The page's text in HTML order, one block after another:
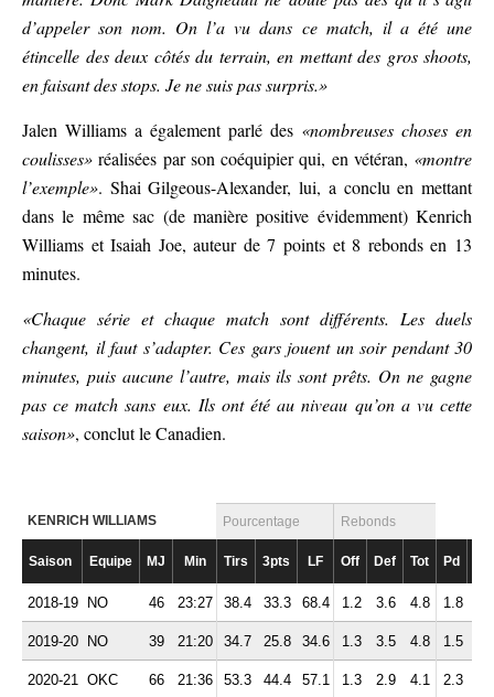
d’appeler son nom. On l’a vu dans ce match, il a été une
étincelle des deux côtés du terrain, en mettant des gros shoots,
en faisant des stops. Je ne suis pas surpris.»
Jalen Williams a également parlé des «nombreuses choses en
coulisses» réalisées par son coéquipier qui, en vétéran, «montre
l’exemple». Shai Gilgeous-Alexander, lui, a conclu en mettant
dans le même sac (de manière positive évidemment) Kenrich
Williams et Isaiah Joe, auteur de 7 points et 8 rebonds en 13
minutes.
«Chaque série et chaque match sont différents. Les duels
changent, il faut s’adapter. Ces gars jouent un soir pendant 30
minutes, puis aucune l’autre, mais ils sont prêts. On ne gagne
pas ce match sans eux. Ils ont été au niveau qu’on a vu cette
saison», conclut le Canadien.
KENRICH WILLIAMS Pourcentage Rebonds
Saison Equipe MJ Min Tirs 3pts LF Off Def Tot Pd
2018-19 NO 46 23:27 38.4 33.3 68.4 1.2 3.6 4.8 1.8
2019-20 NO 39 21:20 34.7 25.8 34.6 1.3 3.5 4.8 1.5
2020-21 OKC 66 21:36 53.3 44.4 57.1 1.3 2.9 4.1 2.3